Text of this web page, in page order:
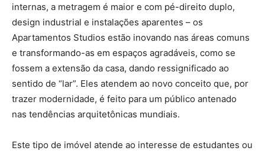
internas, a metragem é maior e com pé-direito duplo,
design industrial e instalações aparentes – os
Apartamentos Studios estão inovando nas áreas comuns
e transformando-as em espaços agradáveis, como se
fossem a extensão da casa, dando ressignificado ao
sentido de “lar”. Eles atendem ao novo conceito que, por
trazer modernidade, é feito para um público antenado
nas tendências arquitetônicas mundiais.
Este tipo de imóvel atende ao interesse de estudantes ou